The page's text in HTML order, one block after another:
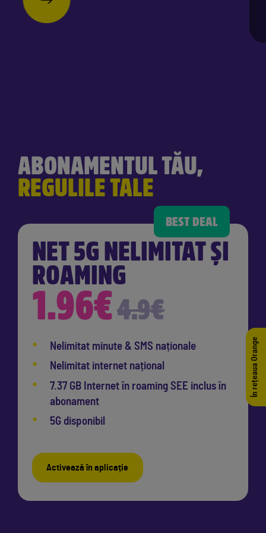
În rețeaua Orange
ABONAMENTUL TĂU,
REGULILE TALE
NET 5G NELIMITAT ȘI
ROAMING
1.96€4.9€
Nelimitat minute & SMS naționale
Nelimitat internet național
7.37 GB Internet în roaming SEE inclus în
abonament
5G disponibil
Activează în aplicație